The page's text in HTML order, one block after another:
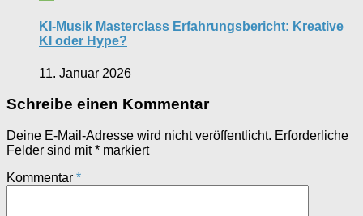
KI-Musik Masterclass Erfahrungsbericht: Kreative
KI oder Hype?
11. Januar 2026
Schreibe einen Kommentar
Deine E-Mail-Adresse wird nicht veröffentlicht. Erforderliche
Felder sind mit* markiert
Kommentar *